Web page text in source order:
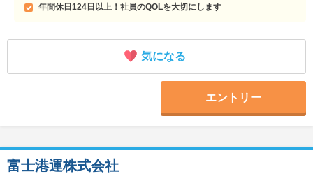
年間休日124日以上！社員のQOLを大切にします
気になる
エントリー
富士港運株式会社